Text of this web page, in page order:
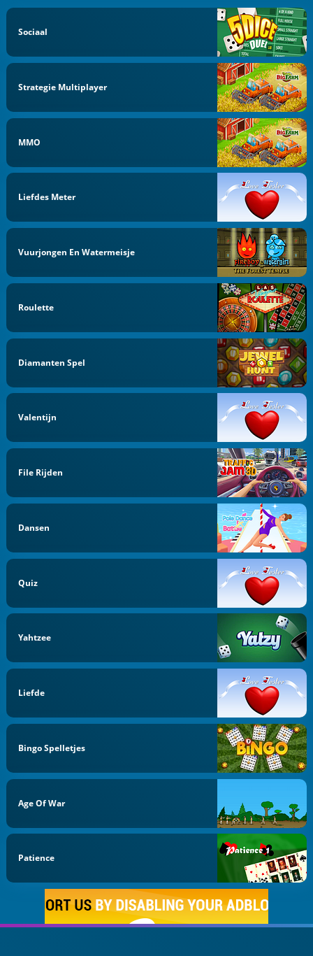
Sociaal
Strategie Multiplayer
MMO
Liefdes Meter
Vuurjongen En Watermeisje
Roulette
Diamanten Spel
Valentijn
File Rijden
Dansen
Quiz
Yahtzee
Liefde
Bingo Spelletjes
Age Of War
Patience